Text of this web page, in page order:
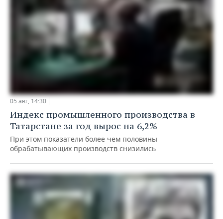
05 авг, 14:30
Индекс промышленного производства в
Татарстане за год вырос на 6,2%
При этом показатели более чем половины
обрабатывающих производств снизились